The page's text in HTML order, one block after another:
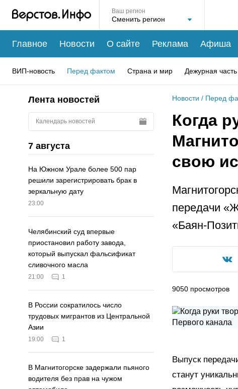
Ваш регион
Главное Новости О сайте Реклама Афиша
ВИП-новость Перед фактом Страна и мир Дежурная часть
Лента новостей
Календарь новостей
7 августа
На Южном Урале более 500 пар
решили зарегистрировать брак в
зеркальную дату
23:00
Челябинский суд впервые
приостановил работу завода,
который выпускал фальсификат
сливочного масла
21:00 1
В России сократилось число
трудовых мигрантов из Центральной
Азии
19:00 1
В Магнитогорске задержали пьяного
водителя без прав на чужом
Новости / Перед
Когда
свою
передачи
«Баян-
9050 просмотров
Выпуск
станут